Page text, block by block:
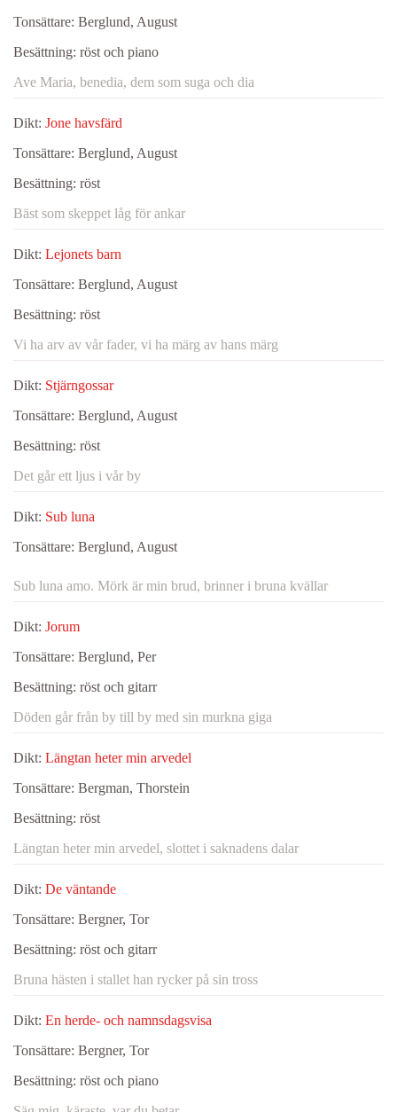
Tonsättare: Berglund, August
Besättning: röst och piano
Ave Maria, benedia, dem som suga och dia
Dikt: Jone havsfärd
Tonsättare: Berglund, August
Besättning: röst
Bäst som skeppet låg för ankar
Dikt: Lejonets barn
Tonsättare: Berglund, August
Besättning: röst
Vi ha arv av vår fader, vi ha märg av hans märg
Dikt: Stjärngossar
Tonsättare: Berglund, August
Besättning: röst
Det går ett ljus i vår by
Dikt: Sub luna
Tonsättare: Berglund, August
Sub luna amo. Mörk är min brud, brinner i bruna kvällar
Dikt: Jorum
Tonsättare: Berglund, Per
Besättning: röst och gitarr
Döden går från by till by med sin murkna giga
Dikt: Längtan heter min arvedel
Tonsättare: Bergman, Thorstein
Besättning: röst
Längtan heter min arvedel, slottet i saknadens dalar
Dikt: De väntande
Tonsättare: Bergner, Tor
Besättning: röst och gitarr
Bruna hästen i stallet han rycker på sin tross
Dikt: En herde- och namnsdagsvisa
Tonsättare: Bergner, Tor
Besättning: röst och piano